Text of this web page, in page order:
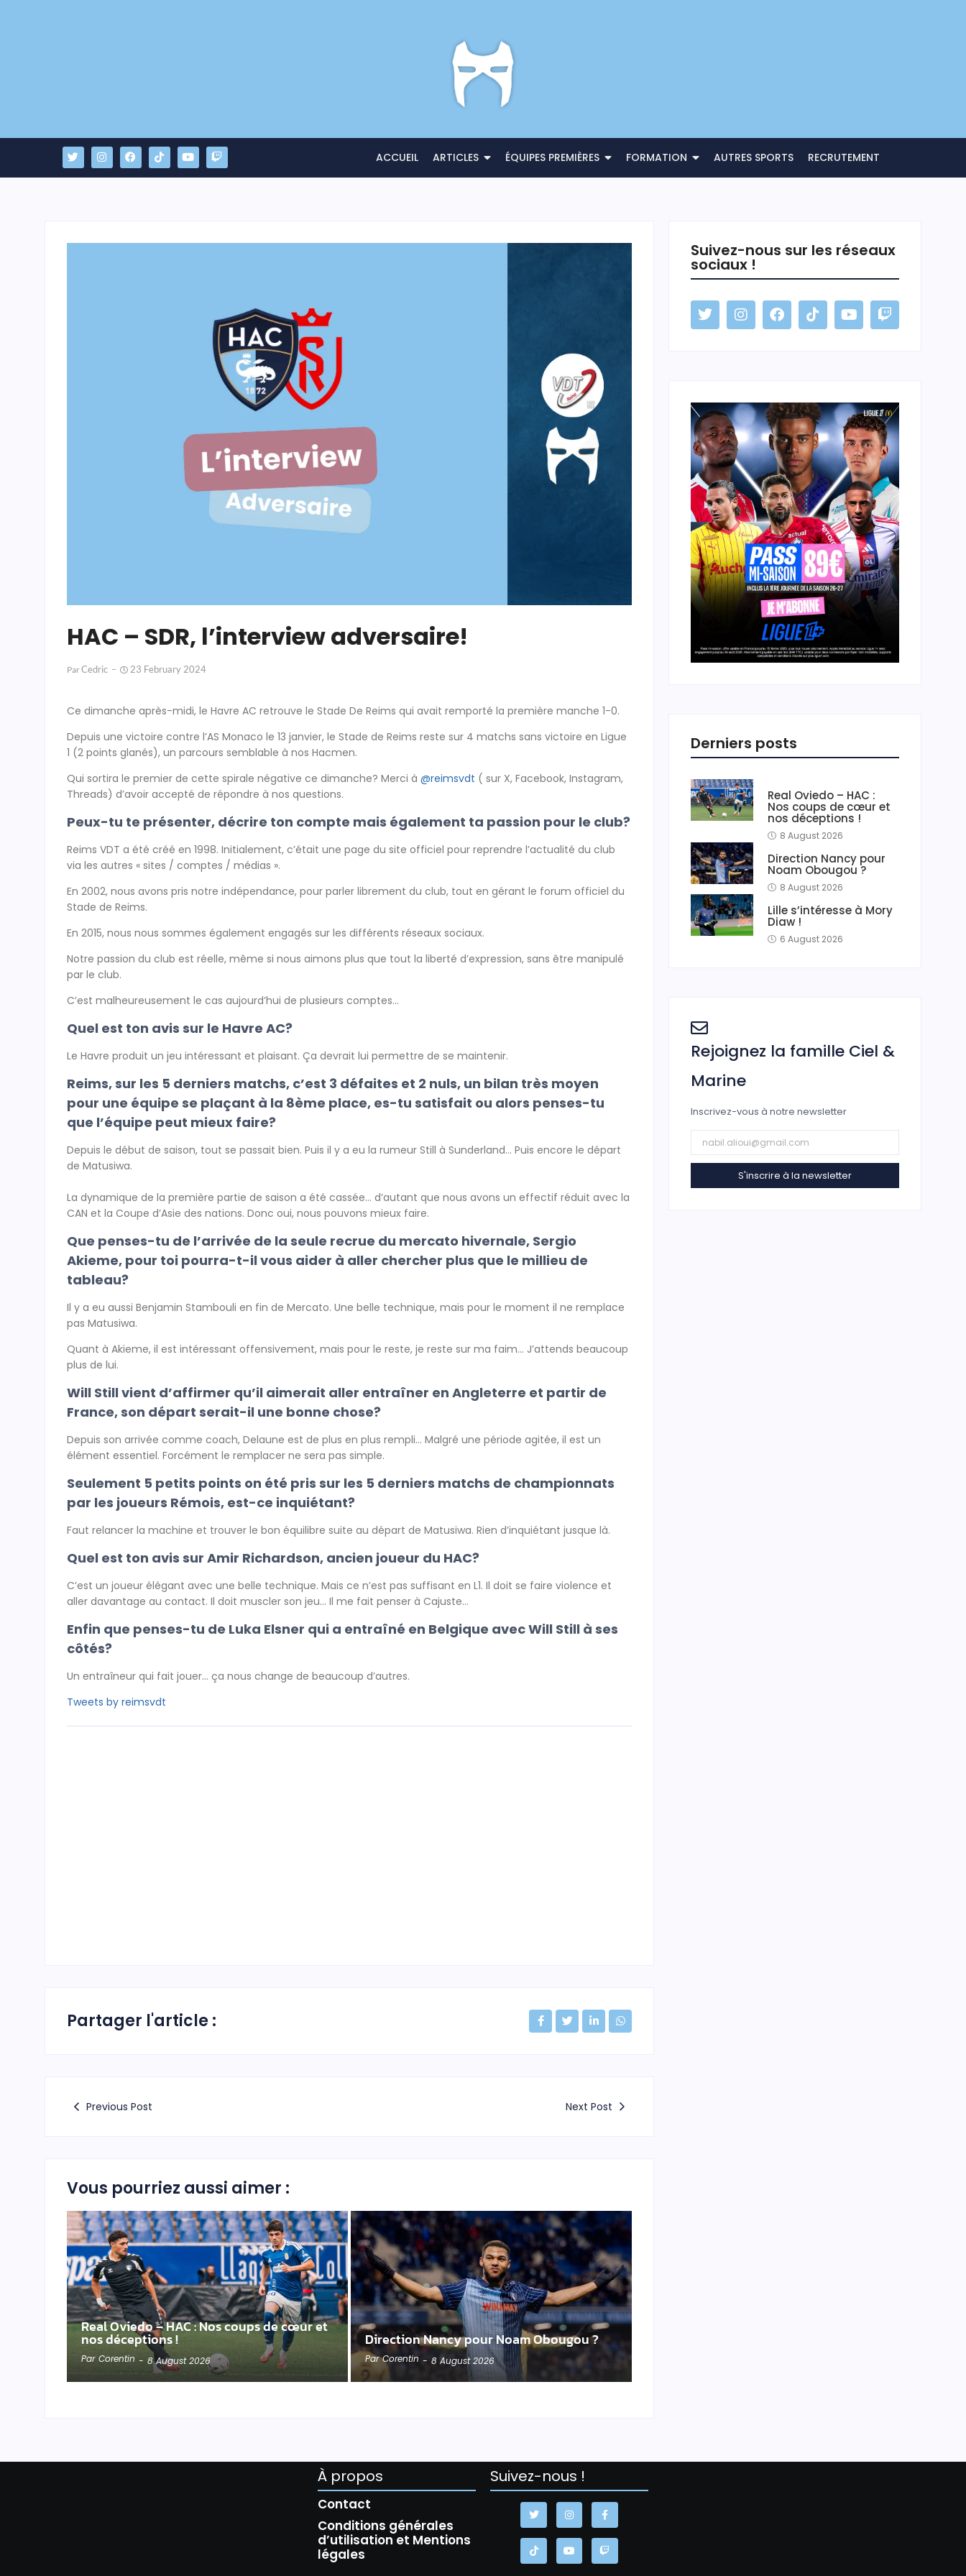
ACCUEIL ARTICLES ÉQUIPES PREMIÈRES FORMATION AUTRES SPORTS RECRUTEMENT
HAC – SDR, l’interview adversaire!
ParCedric 23 February 2024
Ce dimanche après-midi, le Havre AC retrouve le Stade De Reims qui avait remporté la première manche 1-0.
Depuis une victoire contre l’AS Monaco le 13 janvier, le Stade de Reims reste sur 4 matchs sans victoire en Ligue
1 (2 points glanés), un parcours semblable à nos Hacmen.
Qui sortira le premier de cette spirale négative ce dimanche? Merci à @reimsvdt ( sur X, Facebook, Instagram,
Threads) d’avoir accepté de répondre à nos questions.
Peux-tu te présenter, décrire ton compte mais également ta passion pour le club?
Reims VDT a été créé en 1998. Initialement, c’était une page du site officiel pour reprendre l’actualité du club
via les autres « sites / comptes / médias ».
En 2002, nous avons pris notre indépendance, pour parler librement du club, tout en gérant le forum officiel du
Stade de Reims.
En 2015, nous nous sommes également engagés sur les différents réseaux sociaux.
Notre passion du club est réelle, même si nous aimons plus que tout la liberté d’expression, sans être manipulé
par le club.
C’est malheureusement le cas aujourd’hui de plusieurs comptes…
Quel est ton avis sur le Havre AC?
Le Havre produit un jeu intéressant et plaisant. Ça devrait lui permettre de se maintenir.
Reims, sur les 5 derniers matchs, c’est 3 défaites et 2 nuls, un bilan très moyen
pour une équipe se plaçant à la 8ème place, es-tu satisfait ou alors penses-tu
que l’équipe peut mieux faire?
Depuis le début de saison, tout se passait bien. Puis il y a eu la rumeur Still à Sunderland… Puis encore le départ
de Matusiwa.
La dynamique de la première partie de saison a été cassée… d’autant que nous avons un effectif réduit avec la
CAN et la Coupe d’Asie des nations. Donc oui, nous pouvons mieux faire.
Que penses-tu de l’arrivée de la seule recrue du mercato hivernale, Sergio
Akieme, pour toi pourra-t-il vous aider à aller chercher plus que le millieu de
tableau?
Il y a eu aussi Benjamin Stambouli en fin de Mercato. Une belle technique, mais pour le moment il ne remplace
pas Matusiwa.
Quant à Akieme, il est intéressant offensivement, mais pour le reste, je reste sur ma faim… J’attends beaucoup
plus de lui.
Will Still vient d’affirmer qu’il aimerait aller entraîner en Angleterre et partir de
France, son départ serait-il une bonne chose?
Depuis son arrivée comme coach, Delaune est de plus en plus rempli… Malgré une période agitée, il est un
élément essentiel. Forcément le remplacer ne sera pas simple.
Seulement 5 petits points on été pris sur les 5 derniers matchs de championnats
par les joueurs Rémois, est-ce inquiétant?
Faut relancer la machine et trouver le bon équilibre suite au départ de Matusiwa. Rien d’inquiétant jusque là.
Quel est ton avis sur Amir Richardson, ancien joueur du HAC?
C’est un joueur élégant avec une belle technique. Mais ce n’est pas suffisant en L1. Il doit se faire violence et
aller davantage au contact. Il doit muscler son jeu… Il me fait penser à Cajuste…
Enfin que penses-tu de Luka Elsner qui a entraîné en Belgique avec Will Still à ses
côtés?
Un entraîneur qui fait jouer… ça nous change de beaucoup d’autres.
Tweets by reimsvdt
Partager l'article :
Previous Post Next Post
Vous pourriez aussi aimer :
Real Oviedo – HAC : Nos coups de cœur et
nos déceptions !
Par Corentin - 8 August 2026
Direction Nancy pour Noam Obougou ?
Par Corentin - 8 August 2026
Suivez-nous sur les réseaux
sociaux !
Derniers posts
Real Oviedo – HAC :
Nos coups de cœur et
nos déceptions !
8 August 2026
Direction Nancy pour
Noam Obougou ?
8 August 2026
Lille s’intéresse à Mory
Diaw !
6 August 2026
Rejoignez la famille Ciel &
Marine
Inscrivez-vous à notre newsletter
S'inscrire à la newsletter
À propos
Contact
Conditions générales
d’utilisation et Mentions
légales
Suivez-nous !